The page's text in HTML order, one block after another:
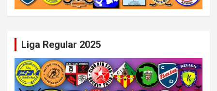
Liga Regular 2025